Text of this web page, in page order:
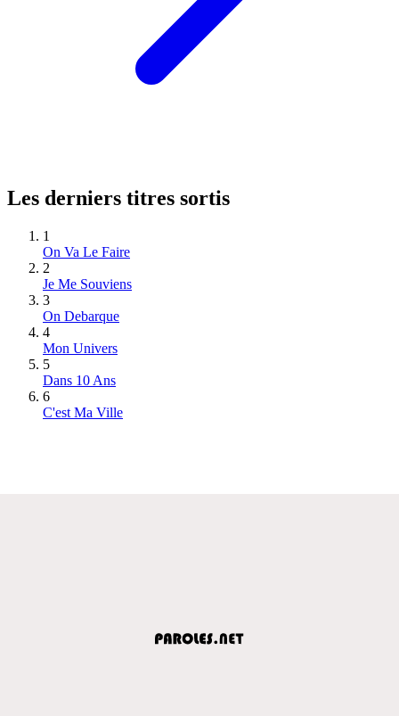
Les derniers titres sortis
1
On Va Le Faire
2
Je Me Souviens
3
On Debarque
4
Mon Univers
5
Dans 10 Ans
6
C'est Ma Ville